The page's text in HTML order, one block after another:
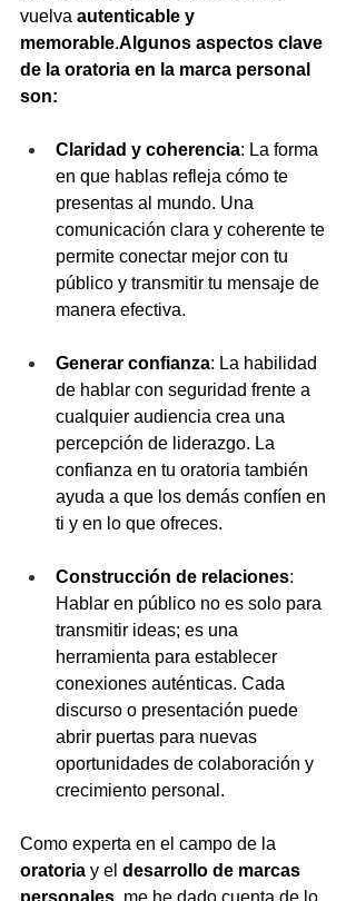
vuelva autenticable y
memorable.Algunos aspectos clave
de la oratoria en la marca personal
son:
Claridad y coherencia: La forma
en que hablas refleja cómo te
presentas al mundo. Una
comunicación clara y coherente te
permite conectar mejor con tu
público y transmitir tu mensaje de
manera efectiva.
Generar confianza: La habilidad
de hablar con seguridad frente a
cualquier audiencia crea una
percepción de liderazgo. La
confianza en tu oratoria también
ayuda a que los demás confíen en
ti y en lo que ofreces.
Construcción de relaciones:
Hablar en público no es solo para
transmitir ideas; es una
herramienta para establecer
conexiones auténticas. Cada
discurso o presentación puede
abrir puertas para nuevas
oportunidades de colaboración y
crecimiento personal.
Como experta en el campo de la
oratoria y el desarrollo de marcas
personales , me he dado cuenta de lo